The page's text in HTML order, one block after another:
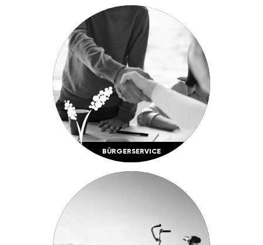
BÜRGER­SERVICE